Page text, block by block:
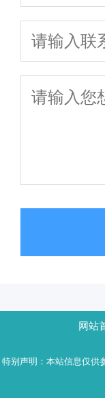
网站
特别声明：本站信息仅供